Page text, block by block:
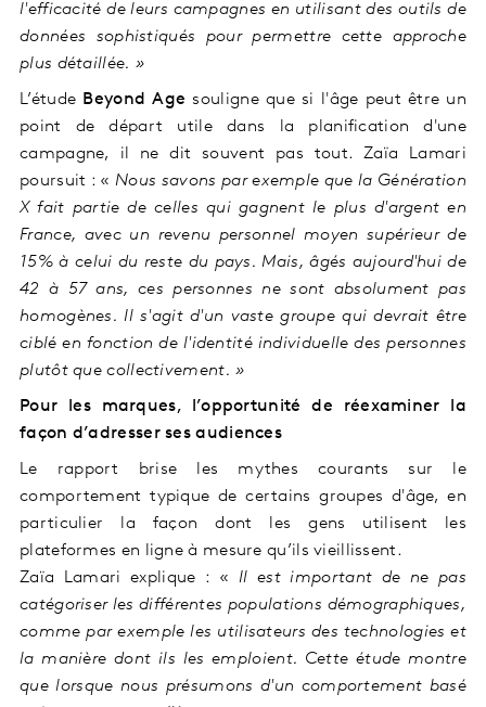
l'efficacité de leurs campagnes en utilisant des outils de
données sophistiqués pour permettre cette approche
plus détaillée. »
L’étude Beyond Age souligne que si l'âge peut être un
point de départ utile dans la planification d'une
campagne, il ne dit souvent pas tout. Zaïa Lamari
poursuit : «Nous savons par exemple que la Génération
X fait partie de celles qui gagnent le plus d'argent en
France, avec un revenu personnel moyen supérieur de
15% à celui du reste du pays. Mais, âgés aujourd'hui de
42 à 57 ans, ces personnes ne sont absolument pas
homogènes. Il s'agit d'un vaste groupe qui devrait être
ciblé en fonction de l'identité individuelle des personnes
plutôt que collectivement. »
Pour les marques, l’opportunité de réexaminer la
façon d’adresser ses audiences
Le rapport brise les mythes courants sur le
comportement typique de certains groupes d'âge, en
particulier la façon dont les gens utilisent les
plateformes en ligne à mesure qu’ils vieillissent.
Zaïa Lamari explique : « Il est important de ne pas
catégoriser les différentes populations démographiques,
comme par exemple les utilisateurs des technologies et
la manière dont ils les emploient. Cette étude montre
que lorsque nous présumons d'un comportement basé